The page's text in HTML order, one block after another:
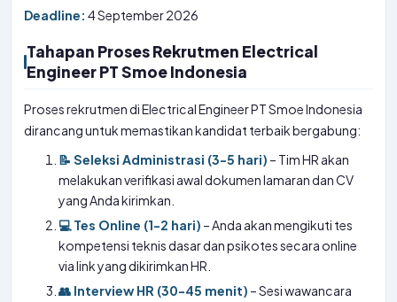
Deadline: 4 September 2026
Tahapan Proses Rekrutmen Electrical
Engineer PT Smoe Indonesia
Proses rekrutmen di Electrical Engineer PT Smoe Indonesia
dirancang untuk memastikan kandidat terbaik bergabung:
📝 Seleksi Administrasi (3-5 hari) – Tim HR akan
melakukan verifikasi awal dokumen lamaran dan CV
yang Anda kirimkan.
💻 Tes Online (1-2 hari) – Anda akan mengikuti tes
kompetensi teknis dasar dan psikotes secara online
via link yang dikirimkan HR.
👥 Interview HR (30-45 menit) – Sesi wawancara